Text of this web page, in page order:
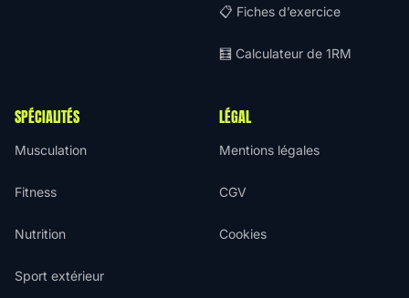
📋 Fiches d’exercice
🧮 Calculateur de 1RM
SPÉCIALITÉS
Musculation
Fitness
Nutrition
Sport extérieur
LÉGAL
Mentions légales
CGV
Cookies